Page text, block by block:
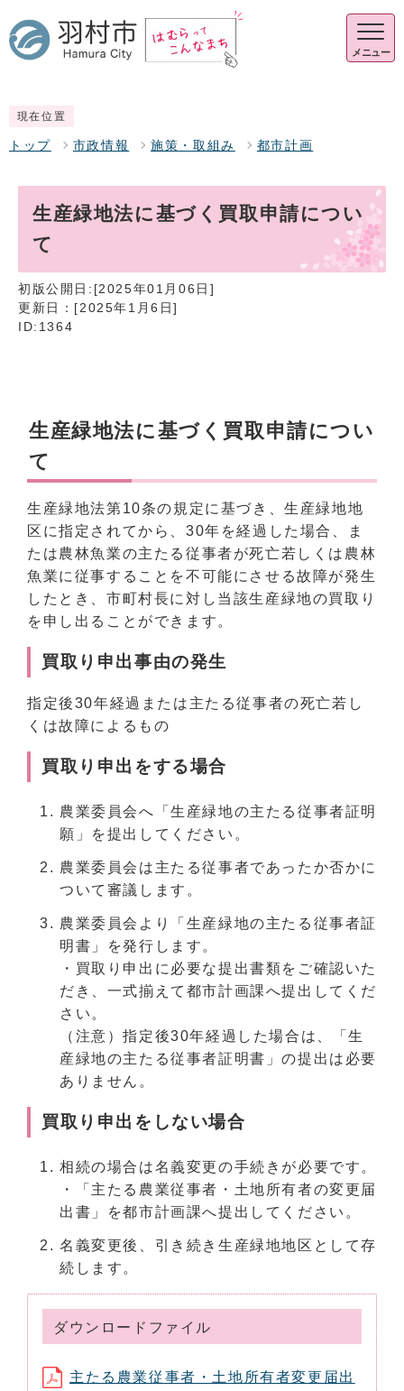
メニュー
現在位置
トップ 市政情報 施策・取組み 都市計画
生産緑地法に基づく買取申請につい
て
初版公開日:[2025年01月06日]
更新日：[2025年1月6日]
ID:1364
生産緑地法に基づく買取申請につい
て
生産緑地法第10条の規定に基づき、生産緑地地
区に指定されてから、30年を経過した場合、ま
たは農林魚業の主たる従事者が死亡若しくは農林
魚業に従事することを不可能にさせる故障が発生
したとき、市町村長に対し当該生産緑地の買取り
を申し出ることができます。
買取り申出事由の発生
指定後30年経過または主たる従事者の死亡若し
くは故障によるもの
買取り申出をする場合
農業委員会へ「生産緑地の主たる従事者証明
願」を提出してください。
農業委員会は主たる従事者であったか否かに
ついて審議します。
農業委員会より「生産緑地の主たる従事者証
明書」を発行します。
・買取り申出に必要な提出書類をご確認いた
だき、一式揃えて都市計画課へ提出してくだ
さい。
（注意）指定後30年経過した場合は、「生
産緑地の主たる従事者証明書」の提出は必要
ありません。
買取り申出をしない場合
相続の場合は名義変更の手続きが必要です。
・「主たる農業従事者・土地所有者の変更届
出書」を都市計画課へ提出してください。
名義変更後、引き続き生産緑地地区として存
続します。
ダウンロードファイル
主たる農業従事者・土地所有者変更届出